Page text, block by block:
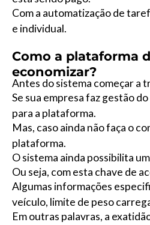
Com a automatização de
e individual.
Como a plataforma
economizar?
Antes do sistema começar a
Se sua empresa faz gestão
para a plataforma.
Mas, caso ainda não faça o
plataforma.
O sistema ainda possibilita
Ou seja, com esta chave de
Algumas informações
veículo, limite de peso
Em outras palavras, a